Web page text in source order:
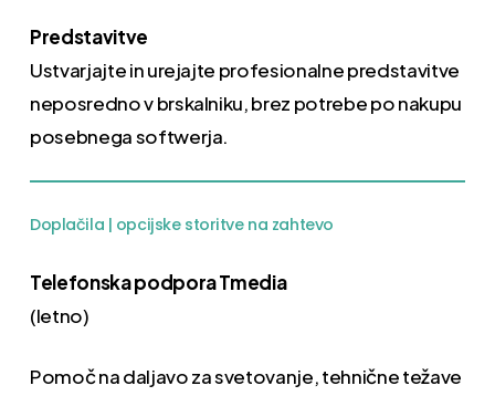
Predstavitve
Ustvarjajte in urejajte profesionalne predstavitve
neposredno v brskalniku, brez potrebe po nakupu
posebnega softwerja.
Doplačila | opcijske storitve na zahtevo
Telefonska podpora Tmedia
(letno)
Pomoč na daljavo za svetovanje, tehnične težave